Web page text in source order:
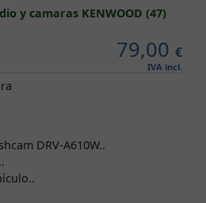
y camaras KENWOOD (47)
79,00 €
IVA incl.
DRV-A610W..